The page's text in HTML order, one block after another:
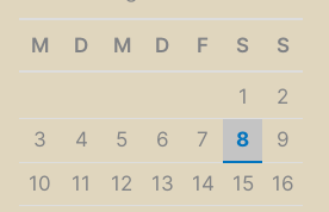
M D M D F S S
1
2
3
4 5 6 7 8
9
10
11 12 13 14 15
16